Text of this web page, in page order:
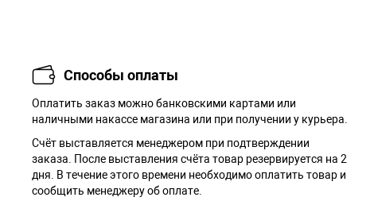
Способы оплаты
Оплатить заказ можно банковскими картами или
наличными накассе магазина или при получении у курьера.
Cчёт выставляется менеджером при подтверждении
заказа. После выставления счёта товар резервируется на 2
дня. В течение этого времени необходимо оплатить товар и
сообщить менеджеру об оплате.